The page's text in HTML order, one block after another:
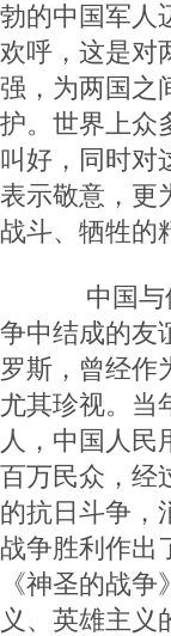
勃的中国军人
欢呼，这是对
强，为两国之
护。世界上众
叫好，同时对
表示敬意，更
战斗、牺牲的
中国与俄
争中结成的友
罗斯，曾经作
尤其珍视。当
人，中国人民
百万民众，经
的抗日斗争，
战争胜利作出
《神圣的战
义、英雄主义